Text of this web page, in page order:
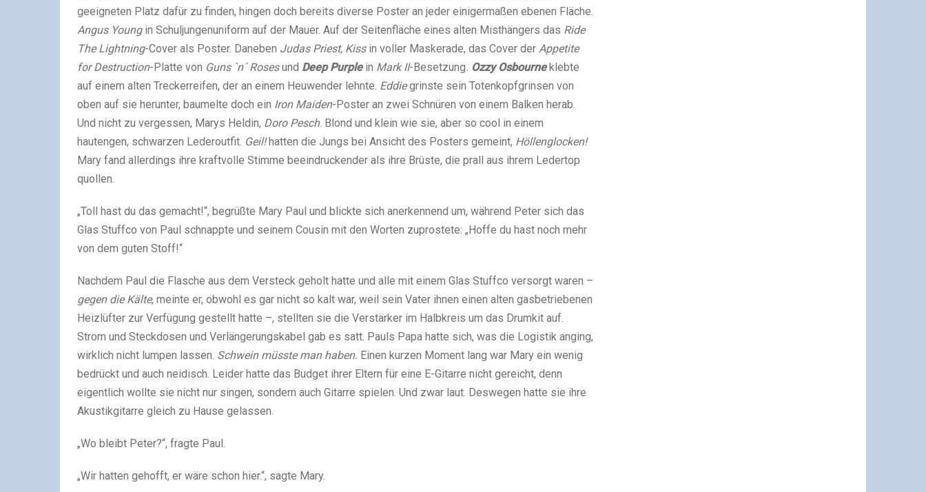
geeigneten Platz dafür zu finden, hingen doch bereits diverse Poster an jeder einigermaßen ebenen Fläche.
Angus Youngin Schuljungenuniform auf der Mauer. Auf der Seitenfläche eines alten Misthängers das Ride
The Lightning-Cover als Poster. Daneben Judas Priest, Kissin voller Maskerade, das Cover der Appetite
for Destruction-Platte von Guns `n´ Rosesund Deep Purple in Mark II-Besetzung. Ozzy Osbourne klebte
auf einem alten Treckerreifen, der an einem Heuwender lehnte. Eddiegrinste sein Totenkopfgrinsen von
oben auf sie herunter, baumelte doch ein Iron Maiden-Poster an zwei Schnüren von einem Balken herab.
Und nicht zu vergessen, Marys Heldin, Doro Pesch. Blond und klein wie sie, aber so cool in einem
hautengen, schwarzen Lederoutfit. Geil!hatten die Jungs bei Ansicht des Posters gemeint, Höllenglocken!
Mary fand allerdings ihre kraftvolle Stimme beeindruckender als ihre Brüste, die prall aus ihrem Ledertop
quollen.
„Toll hast du das gemacht!“, begrüßte Mary Paul und blickte sich anerkennend um, während Peter sich das
Glas Stuffco von Paul schnappte und seinem Cousin mit den Worten zuprostete: „Hoffe du hast noch mehr
von dem guten Stoff!“
Nachdem Paul die Flasche aus dem Versteck geholt hatte und alle mit einem Glas Stuffco versorgt waren –
gegendie Kälte, meinte er, obwohl es gar nicht so kalt war, weil sein Vater ihnen einen alten gasbetriebenen
Heizlüfter zur Verfügung gestellt hatte –, stellten sie die Verstärker im Halbkreis um das Drumkit auf.
Strom und Steckdosen und Verlängerungskabel gab es satt. Pauls Papa hatte sich, was die Logistik anging,
wirklich nicht lumpen lassen. Schwein müsste man haben. Einen kurzen Moment lang war Mary ein wenig
bedrückt und auch neidisch. Leider hatte das Budget ihrer Eltern für eine E-Gitarre nicht gereicht, denn
eigentlich wollte sie nicht nur singen, sondern auch Gitarre spielen. Und zwar laut. Deswegen hatte sie ihre
Akustikgitarre gleich zu Hause gelassen.
„Wo bleibt Peter?“, fragte Paul.
„Wir hatten gehofft, er wäre schon hier.“, sagte Mary.